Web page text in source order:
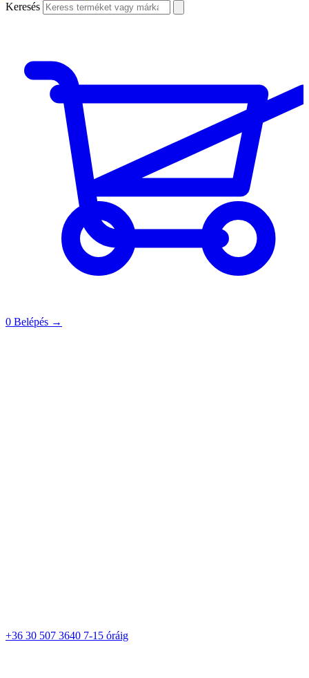
Keresés
0 Belépés →
+36 30 507 3640 7-15 óráig